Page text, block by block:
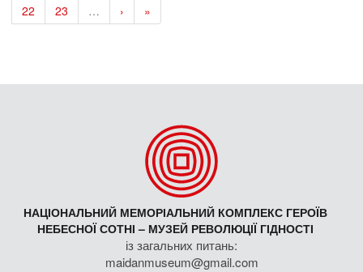
22
23 … › »
НАЦІОНАЛЬНИЙ МЕМОРІАЛЬНИЙ КОМПЛЕКС ГЕРОЇВ
НЕБЕСНОЇ СОТНІ – МУЗЕЙ РЕВОЛЮЦІЇ ГІДНОСТІ
із загальних питань:
maidanmuseum@gmail.com